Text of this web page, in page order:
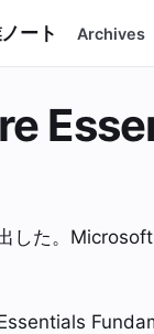
ート Archives
した。